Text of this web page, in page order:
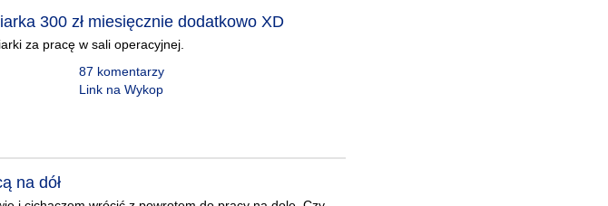
300 zł miesięcznie dodatkowo XD
za pracę w sali operacyjnej.
87 komentarzy
Link na Wykop
na dół